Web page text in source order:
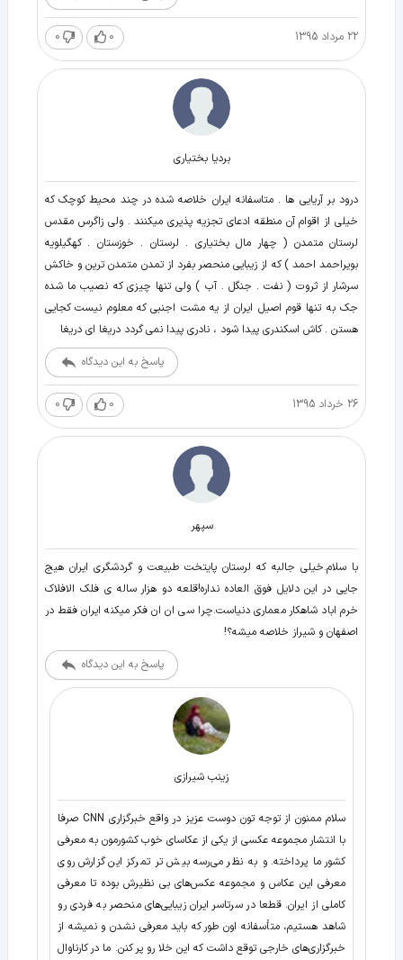
22 مرداد 1395 0
0
بردیا بختیاری
درود بر آریایی ها . متاسفانه ایران خلاصه شده در چند محیط کوچک که
خیلی از اقوام آن منطقه ادعای تجزیه پذیری میکنند . ولی زاگرس مقدس
لرستان متمدن ( چهار مال بختیاری . لرستان . خوزستان . کهگیلویه
بویراحمد احمد ) که از زیبایی منحصر بفرد از تمدن متمدن ترین و خاکش
سرشار از ثروت ( نفت . جنگل . آب ) ولی تنها چیزی که نصیب ما شده
جک به تنها قوم اصیل ایران از یه مشت اجنبی که معلوم نیست کجایی
هستن . کاش اسکندری پیدا شود ، نادری پیدا نمی گردد دریغا ای دریغا
پاسخ به این دیدگاه
26 خرداد 1395 0
0
سپهر
با سلام.خيلي جالبه كه لرستان پايتخت طبيعت و گردشگري ايران هيج
جايي در اين دلايل فوق العاده نداره!قلعه دو هزار ساله ي فلك الافلاك
خرم اباد شاهكار معماري دنياست.چرا سي ان ان فكر ميكنه ايران فقط در
اصفهان و شيراز خلاصه ميشه؟!
پاسخ به این دیدگاه
زينب شيرازی
سلام ممنون از توجه تون دوست عزیز در واقع خبرگزاری CNN صرفا
با انتشار مجموعه عکسی از یکی از عکاسای خوب کشورمون به معرفی
کشور ما پرداخته. و به نظر می‌رسه بیش تر تمرکز این گزارش روی
معرفی این عکاس و مجموعه عکس‌های بی نظیرش بوده تا معرفی
کاملی از ایران. قطعا در سرتاسر ایران زیبایی‌های منحصر به فردی رو
شاهد هستیم، متأسفانه اون طور که باید معرفی نشدن و نمیشه از
خبرگزاری‌های خارجی توقع داشت که این خلا رو پر کنن. ما در کارناوال